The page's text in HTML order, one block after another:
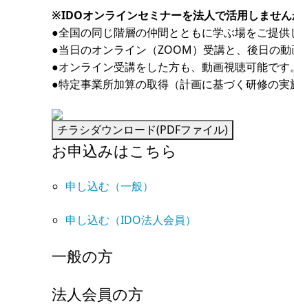
※IDOオンラインセミナーを法人で活用しません
●全国の同じ階層の仲間とともに学ぶ場をご提供
●当日のオンライン（ZOOM）受講と、後日の
●オンライン受講をした方も、動画視聴可能で
●特定事業所加算の取得（計画に基づく研修の実
お申込みはこちら
申し込む（一般）
申し込む（IDO法人会員）
一般の方
法人会員の方